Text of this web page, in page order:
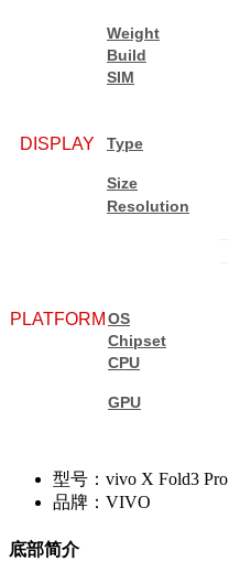
Weight
Build
SIM
DISPLAY Type
Size
Resolution
PLATFORM OS
Chipset
CPU
GPU
型号：vivo X Fold3 Pro
品牌：VIVO
底部简介